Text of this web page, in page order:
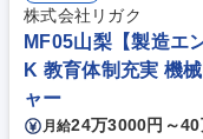
施設管理システムの監視・
ド・管理など ■チーム管理
(シフト管理)など 募集職種 【白井】フィールドサポートエンジニア（IT機
器オペレーション）
株式会社リガク
MF05山梨【製造エ
K 教育体制充実 機
ャー
月給24万3000円～40